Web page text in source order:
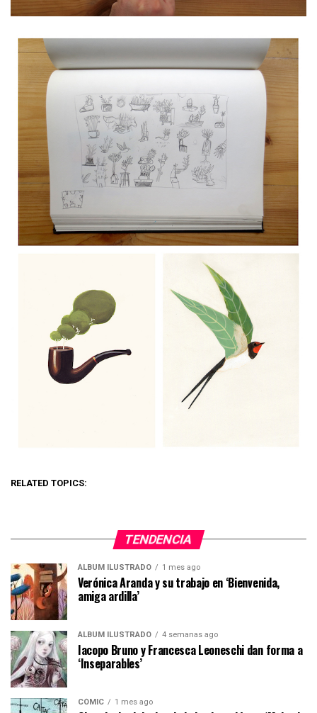
RELATED TOPICS:
TENDENCIA
ÁLBUM ILUSTRADO 1 mes ago
Verónica Aranda y su trabajo en ‘Bienvenida,
amiga ardilla’
ÁLBUM ILUSTRADO 4 semanas ago
Iacopo Bruno y Francesca Leoneschi dan forma a
‘Inseparables’
CÓMIC 1 mes ago